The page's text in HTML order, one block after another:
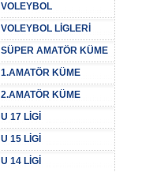
VOLEYBOL
VOLEYBOL LİGLERİ
SÜPER AMATÖR KÜME
1.AMATÖR KÜME
2.AMATÖR KÜME
U 17 LİGİ
U 15 LİGİ
U 14 LİGİ